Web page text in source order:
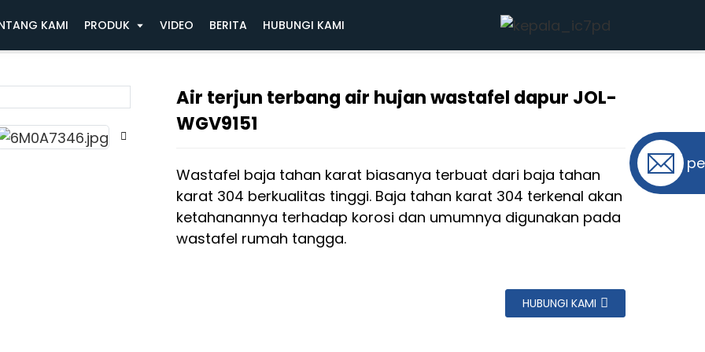
KAMI PRODUK VIDEO BERITA HUBUNGI KAMI
Air terjun terbang air hujan wastafel dapur JOL-WGV9151
Loading...
Loading...
Air terjun terbang air hujan wastafel dapur JOL-
WGV9151
Wastafel baja tahan karat biasanya terbuat dari baja tahan
karat 304 berkualitas tinggi. Baja tahan karat 304 terkenal akan
ketahanannya terhadap korosi dan umumnya digunakan pada
wastafel rumah tangga.
HUBUNGI KAMI